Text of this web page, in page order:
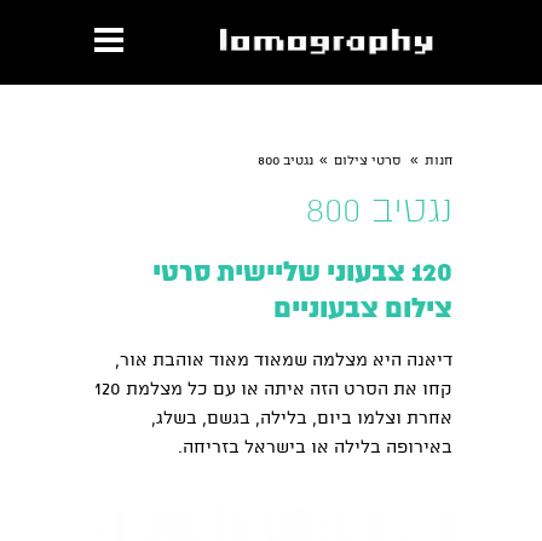
חנות » סרטי צילום » נגטיב 800
נגטיב 800
120 צבעוני שליישית סרטי
צילום צבעוניים
דיאנה היא מצלמה שמאוד מאוד אוהבת אור,
קחו את הסרט הזה איתה או עם כל מצלמת 120
אחרת וצלמו ביום, בלילה, בגשם, בשלג,
באירופה בלילה או בישראל בזריחה.